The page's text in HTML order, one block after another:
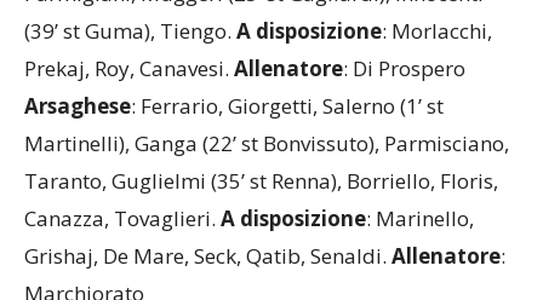
Parmigiani, Muggeri (25’ st Gagliardi), Innocenti
(39’ st Guma), Tiengo.
A disposizione
Prekaj, Roy, Canavesi.
: Di Prospero
Arsaghese
: Ferrario, Giorgetti, Salerno (1’ st
Martinelli), Ganga (22’ st Bonvissuto), Parmisciano,
Taranto, Guglielmi (35’ st Renna), Borriello, Floris,
Canazza, Tovaglieri.
A disposizione
: Marinello,
Grishaj, De Mare, Seck, Qatib, Senaldi.